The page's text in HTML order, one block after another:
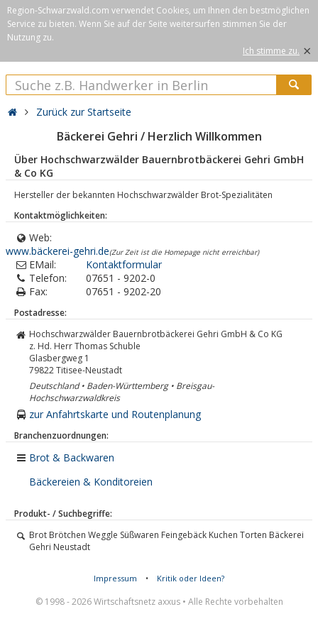
Region-Schwarzwald.com verwendet Cookies, um Ihnen den bestmöglichen
Service zu bieten. Wenn Sie auf der Seite weitersurfen stimmen Sie der
Nutzung zu.
Ich stimme zu. ×
Zurück zur Startseite
Bäckerei Gehri / Herzlich Willkommen
Über Hochschwarzwälder Bauernbrotbäckerei Gehri GmbH
& Co KG
Hersteller der bekannten Hochschwarzwälder Brot-Spezialitäten
Kontaktmöglichkeiten:
Web:
www.bäckerei-gehri.de(Zur Zeit ist die Homepage nicht erreichbar)
EMail:
Kontaktformular
Telefon:
07651 - 9202-0
Fax:
07651 - 9202-20
Postadresse:
Hochschwarzwälder Bauernbrotbäckerei Gehri GmbH & Co KG
z. Hd. Herr Thomas Schuble
Glasbergweg 1
79822Titisee-Neustadt
Deutschland • Baden-Württemberg • Breisgau-
Hochschwarzwaldkreis
zur Anfahrtskarte und Routenplanung
Branchenzuordnungen:
Brot & Backwaren
Bäckereien & Konditoreien
Produkt- / Suchbegriffe:
Brot Brötchen Weggle Süßwaren Feingebäck Kuchen Torten Bäckerei
Gehri Neustadt
Impressum • Kritik oder Ideen?
© 1998 - 2026 Wirtschaftsnetz axxus • Alle Rechte vorbehalten